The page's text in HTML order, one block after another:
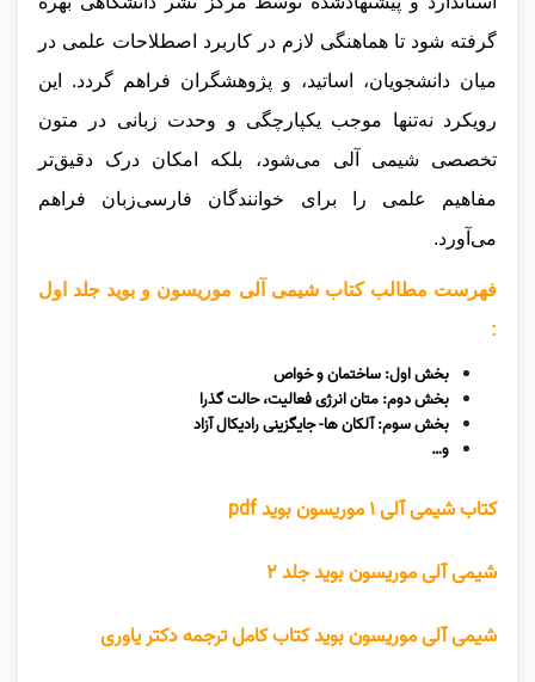
گرفته شود تا هماهنگی لازم در کاربرد اصطلاحات علمی در
میان دانشجویان، اساتید، و پژوهشگران فراهم گردد. این
رویکرد نه‌تنها موجب یکپارچگی و وحدت زبانی در متون
تخصصی شیمی آلی می‌شود، بلکه امکان درک دقیق‌تر
مفاهیم علمی را برای خوانندگان فارسی‌زبان فراهم
می‌آورد.
فهرست مطالب کتاب شیمی آلی موریسون و بوید جلد اول
:
بخش اول: ساختمان و خواص
بخش دوم: متان انرژی فعالیت، حالت گذرا
بخش سوم: آلکان ها- جایگزینی رادیکال آزاد
و…
کتاب شیمی آلی ۱ موریسون بوید pdf
شیمی آلی موریسون بوید جلد ۲
شیمی آلی موریسون بوید کتاب کامل ترجمه دکتر یاوری